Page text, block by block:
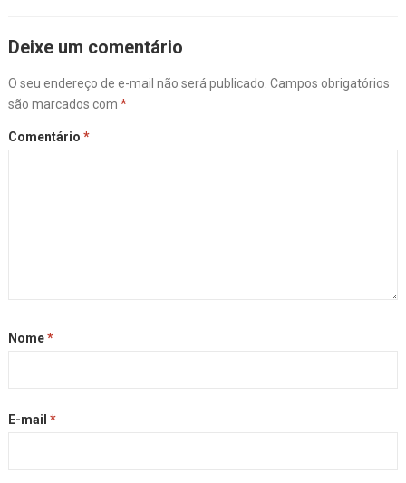
Deixe um comentário
O seu endereço de e-mail não será publicado. Campos obrigatórios
são marcados com *
Comentário *
Nome*
E-mail *